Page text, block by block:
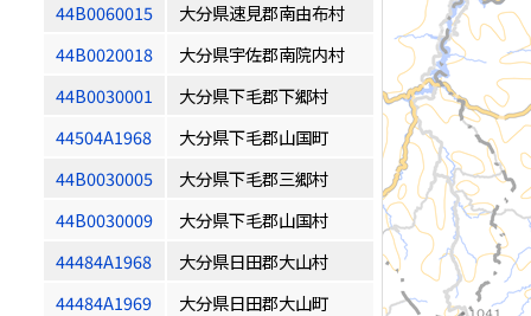
44B0060015
大分県速見郡南由布村
44B0020018
大分県宇佐郡南院内村
44B0030001
大分県下毛郡下郷村
44504A1968
大分県下毛郡山国町
44B0030005
大分県下毛郡三郷村
44B0030009
大分県下毛郡山国村
44484A1968
大分県日田郡大山村
44484A1969
大分県日田郡大山町